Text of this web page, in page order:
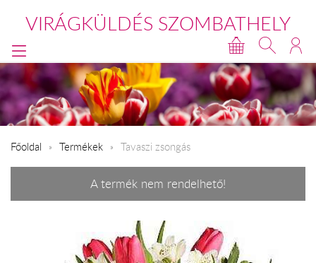
VIRÁGKÜLDÉS SZOMBATHELY
Főoldal Termékek Tavaszi zsongás
A termék nem rendelhető!